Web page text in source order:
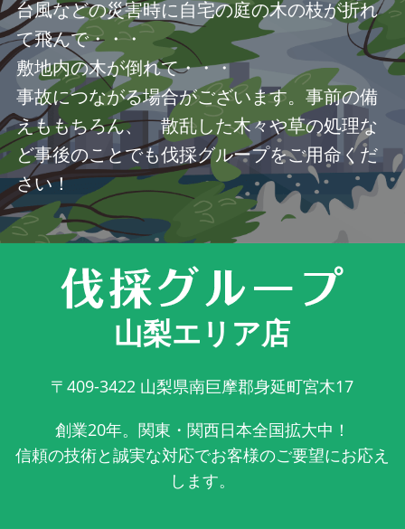
台風などの災害時に自宅の庭の木の枝が折れ
て飛んで・・・
敷地内の木が倒れて・・・
事故につながる場合がございます。事前の備
えももちろん、 散乱した木々や草の処理な
ど事後のことでも伐採グループをご用命くだ
さい！
山梨エリア店
〒409-3422 山梨県南巨摩郡身延町宮木17
創業20年。関東・関西日本全国拡大中！
信頼の技術と誠実な対応でお客様のご要望にお応え
します。